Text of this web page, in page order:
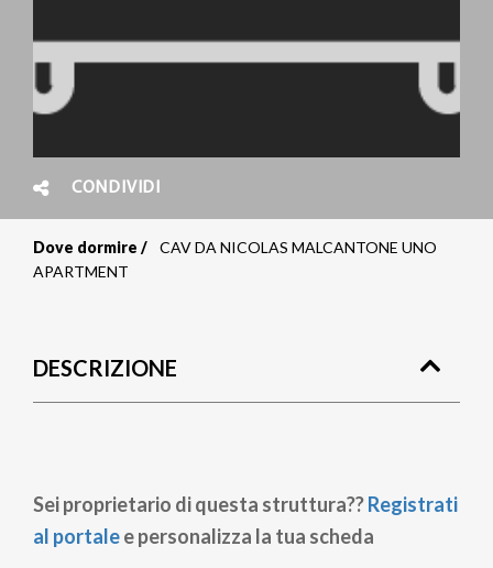
CONDIVIDI
Briciole
pane
Dove dormire
CAV DA NICOLAS MALCANTONE UNO
APARTMENT
DESCRIZIONE
Sei proprietario di questa struttura??Registrati
al portalee personalizza la tua scheda